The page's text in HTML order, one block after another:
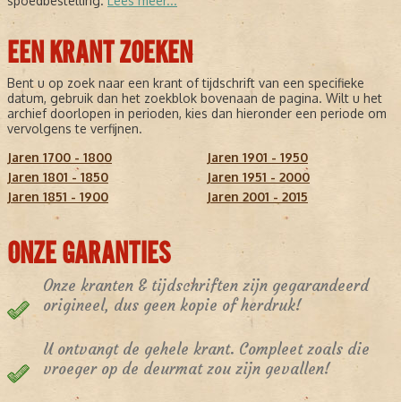
EEN KRANT ZOEKEN
Bent u op zoek naar een krant of tijdschrift van een specifieke
datum, gebruik dan het zoekblok bovenaan de pagina. Wilt u het
archief doorlopen in perioden, kies dan hieronder een periode om
vervolgens te verfijnen.
Jaren 1700 - 1800
Jaren 1801 - 1850
Jaren 1851 - 1900
Jaren 1901 - 1950
Jaren 1951 - 2000
Jaren 2001 - 2015
ONZE GARANTIES
Onze kranten & tijdschriften zijn gegarandeerd
origineel, dus geen kopie of herdruk!
U ontvangt de gehele krant. Compleet zoals die
vroeger op de deurmat zou zijn gevallen!